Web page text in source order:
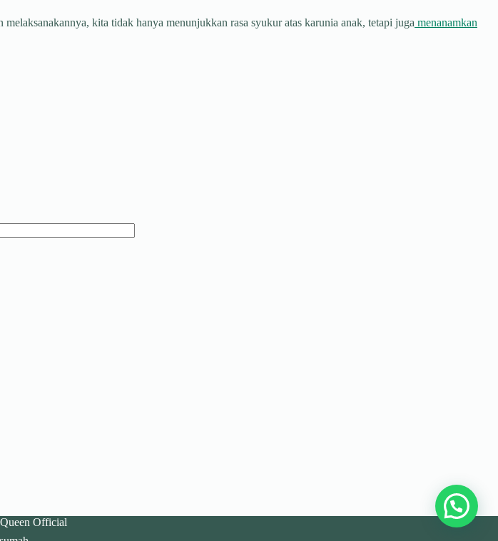
melaksanakannya, kita tidak hanya menunjukkan rasa syukur atas karunia anak, tetapi juga menanamkan
Official